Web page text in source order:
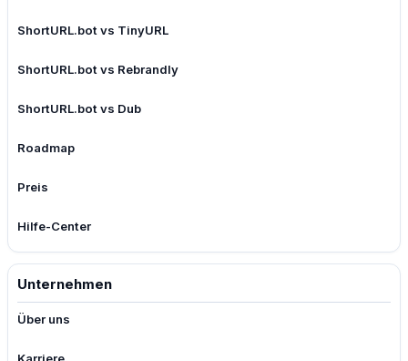
ShortURL.bot vs TinyURL
ShortURL.bot vs Rebrandly
ShortURL.bot vs Dub
Roadmap
Preis
Hilfe-Center
Unternehmen
Über uns